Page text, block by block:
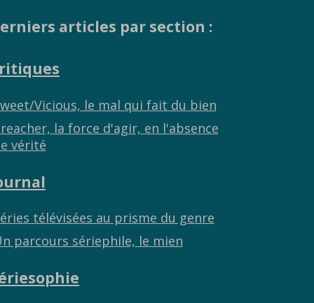
articles par section :
Vicious, le mal qui fait du bien
la force d'agir, en l'absence
vérité
télévisées au prisme du genre
parcours sériephile, le mien